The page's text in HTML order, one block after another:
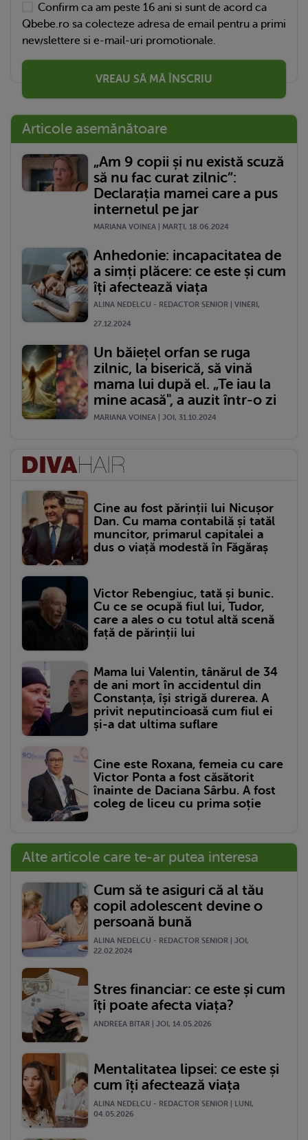
Confirm ca am peste 16 ani si sunt de acord ca
Qbebe.ro sa colecteze adresa de email pentru a primi
newslettere si e-mail-uri promotionale.
VREAU SĂ MĂ ÎNSCRIU
Articole asemănătoare
„Am 9 copii și nu există scuză
să nu fac curat zilnic”:
Declarația mamei care a pus
internetul pe jar
MARIANA VOINEA | MARŢI, 18.06.2024
Anhedonie: incapacitatea de
a simți plăcere: ce este și cum
îți afectează viața
ALINA NEDELCU - REDACTOR SENIOR | VINERI,
27.12.2024
Un băiețel orfan se ruga
zilnic, la biserică, să vină
mama lui după el. „Te iau la
mine acasă", a auzit într-o zi
MARIANA VOINEA | JOI, 31.10.2024
Cine au fost părinții lui Nicușor
Dan. Cu mama contabilă și tatăl
muncitor, primarul capitalei a
dus o viață modestă în Făgăraș
Victor Rebengiuc, tată și bunic.
Cu ce se ocupă fiul lui, Tudor,
care a ales o cu totul altă scenă
față de părinții lui
Mama lui Valentin, tânărul de 34
de ani mort în accidentul din
Constanța, își strigă durerea. A
privit neputincioasă cum fiul ei
și-a dat ultima suflare
Cine este Roxana, femeia cu care
Victor Ponta a fost căsătorit
înainte de Daciana Sârbu. A fost
coleg de liceu cu prima soție
Alte articole care te-ar putea interesa
Cum să te asiguri că al tău
copil adolescent devine o
persoană bună
ALINA NEDELCU - REDACTOR SENIOR | JOI,
22.02.2024
Stres financiar: ce este și cum
îți poate afecta viața?
ANDREEA BITAR | JOI, 14.05.2026
Mentalitatea lipsei: ce este și
cum îți afectează viața
ALINA NEDELCU - REDACTOR SENIOR | LUNI,
04.05.2026